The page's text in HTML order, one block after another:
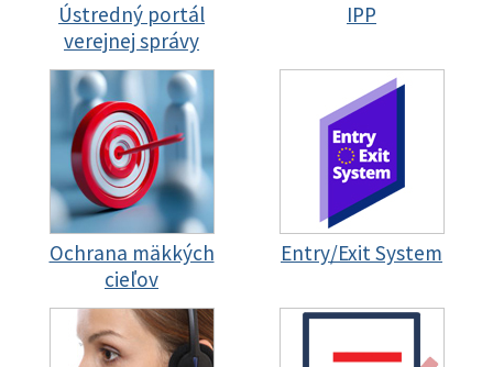
Ústredný portál
verejnej správy
IPP
Ochrana mäkkých
cieľov
Entry/Exit System